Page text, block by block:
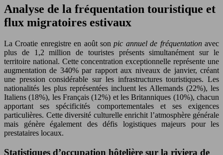
Analyse de la fréquentation touristique et
flux migratoires estivaux
La Croatie enregistre en août sonpic annuel de fréquentationavec
plus de 1,2 million de touristes présents simultanément sur le
territoire national. Cette concentration exceptionnelle représente une
augmentation de 340% par rapport aux niveaux de janvier, créant
une pression considérable sur les infrastructures touristiques. Les
nationalités les plus représentées incluent les Allemands (22%), les
Italiens (18%), les Français (12%) et les Britanniques (10%), chacun
apportant ses spécificités comportementales et ses exigences
particulières. Cette diversité culturelle enrichit l’atmosphère générale
mais génère également des défis logistiques majeurs pour les
prestataires locaux.
Statistiques d’occupation hôtelière sur la riviera de